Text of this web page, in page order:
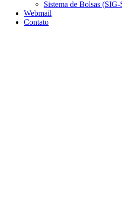
Sistema de Bolsas
Webmail
Contato